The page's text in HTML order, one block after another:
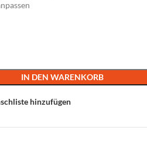
IN DEN WARENKORB
hinzufügen